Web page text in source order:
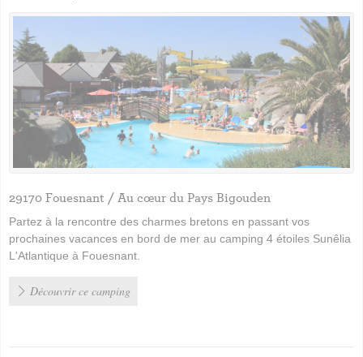
29170 Fouesnant / Au cœur du Pays Bigouden
Partez à la rencontre des charmes bretons en passant vos
prochaines vacances en bord de mer au camping 4 étoiles Sunêlia
L'Atlantique à Fouesnant.
Découvrir ce camping